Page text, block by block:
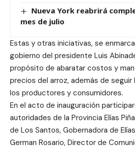
Nueva York reabrirá
mes de julio
Estas y otras iniciativas, se
gobierno del presidente Luis
propósito de abaratar costos y
precios del arroz, además de
los productores y consumidores.
En el acto de inauguración
autoridades de la Provincia Elías
de Los Santos, Gobernadora de
German Rosario, Director de